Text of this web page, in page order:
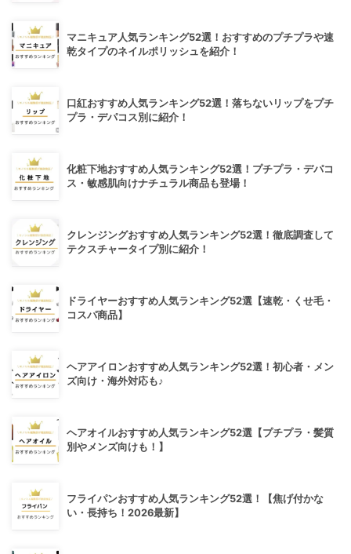
マニキュア人気ランキング52選！おすすめのプチプラや速
乾タイプのネイルポリッシュを紹介！
口紅おすすめ人気ランキング52選！落ちないリップをプチ
プラ・デパコス別に紹介！
化粧下地おすすめ人気ランキング52選！プチプラ・デパコ
ス・敏感肌向けナチュラル商品も登場！
クレンジングおすすめ人気ランキング52選！徹底調査して
テクスチャータイプ別に紹介！
ドライヤーおすすめ人気ランキング52選【速乾・くせ毛・
コスパ商品】
ヘアアイロンおすすめ人気ランキング52選！初心者・メン
ズ向け・海外対応も♪
ヘアオイルおすすめ人気ランキング52選【プチプラ・髪質
別やメンズ向けも！】
フライパンおすすめ人気ランキング52選！【焦げ付かな
い・長持ち！2026最新】